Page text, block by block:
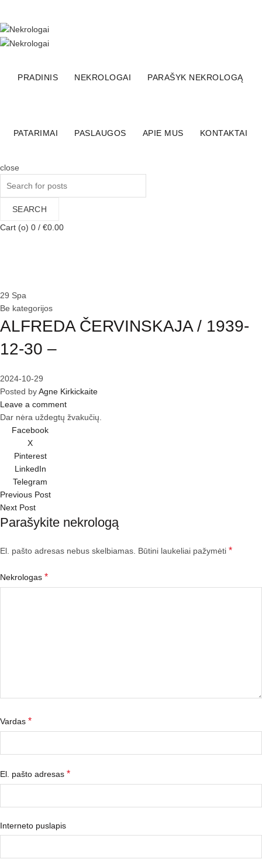
El. parduotuvė
Facebook
PRADINIS
NEKROLOGAI PARAŠYK NEKROLOGĄ
PATARIMAI PASLAUGOS APIE MUS KONTAKTAI
close
SEARCH
Cart (o) 0 / €0.00
29 Spa
Be kategorijos
ALFREDA ČERVINSKAJA / 1939-
12-30 –
2024-10-29
Posted byAgne Kirkickaite
Leave a comment
Dar nėra uždegtų žvakučių.
Facebook
X
Pinterest
LinkedIn
Telegram
Previous Post
Next Post
Parašykite nekrologą
El. pašto adresas nebus skelbiamas. Būtini laukeliai pažymėti *
Nekrologas *
Vardas *
El. pašto adresas *
Interneto puslapis